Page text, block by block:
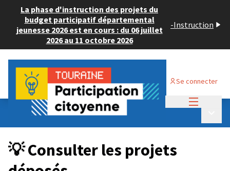
La phase d'instruction des projets du
budget participatif départemental
jeunesse 2026 est en cours : du 06 juillet
2026 au 11 octobre 2026
-Instruction
Se connecter
Budget Participatif JEUNESSE 2024
💡 Consulter les projets déposés
💡 Consulter les projets